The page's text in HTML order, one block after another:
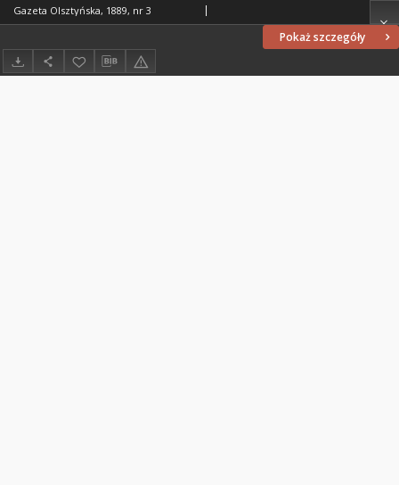
Pokaż szczegóły
Gazeta Olsztyńska, 1889, nr 3